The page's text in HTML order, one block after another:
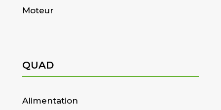
Moteur
QUAD
Alimentation